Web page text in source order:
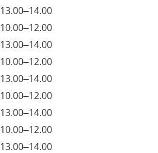
13.00–14.00
10.00–12.00
13.00–14.00
10.00–12.00
13.00–14.00
10.00–12.00
13.00–14.00
10.00–12.00
13.00–14.00